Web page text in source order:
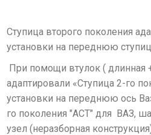
Ступица второго поколения
установки на переднюю
При помощи втулок ( длинная
адаптировали «Ступица 2-го
установки на переднюю ось
го поколения "АСТ" для ВАЗ,
узел (неразборная